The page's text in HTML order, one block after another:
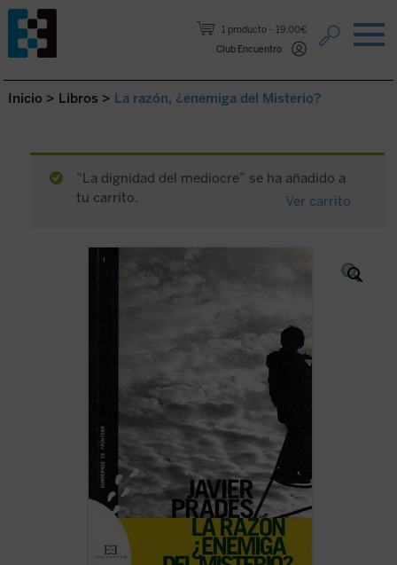
1 producto
19,00€
Club Encuentro
Saltar al contenido.
Inicio > Libros > La razón, ¿enemiga del Misterio?
“La dignidad del mediocre” se ha añadido a
tu carrito.
Ver carrito